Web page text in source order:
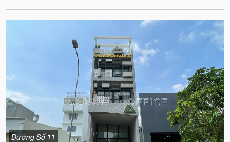
Đường Số 11